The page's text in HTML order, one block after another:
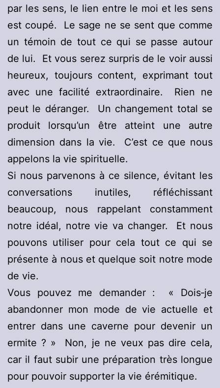
par les sens, le lien entre le moi et les sens
est coupé. Le sage ne se sent que comme
un témoin de tout ce qui se passe autour
de lui. Et vous serez surpris de le voir aussi
heureux, toujours content, exprimant tout
avec une facilité extraordinaire. Rien ne
peut le déranger. Un changement total se
produit lorsqu’un être atteint une autre
dimension dans la vie. C’est ce que nous
appelons la vie spirituelle.
Si nous parvenons à ce silence, évitant les
conversations inutiles, réfléchissant
beaucoup, nous rappelant constamment
notre idéal, notre vie va changer. Et nous
pouvons utiliser pour cela tout ce qui se
présente à nous et quelque soit notre mode
de vie.
Vous pouvez me demander : « Dois‑je
abandonner mon mode de vie actuelle et
entrer dans une caverne pour devenir un
ermite ? » Non, je ne veux pas dire cela,
car il faut subir une préparation très longue
pour pouvoir supporter la vie érémitique.